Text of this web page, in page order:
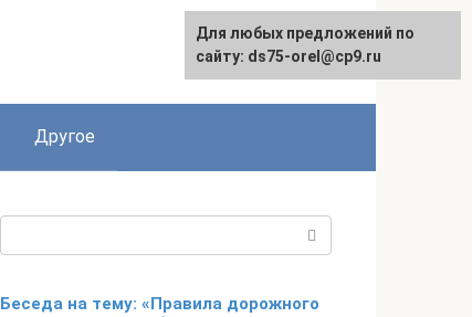
Другое
Беседа на тему: «Правила дорожного
Для любых предложений по
сайту: ds75-orel@cp9.ru